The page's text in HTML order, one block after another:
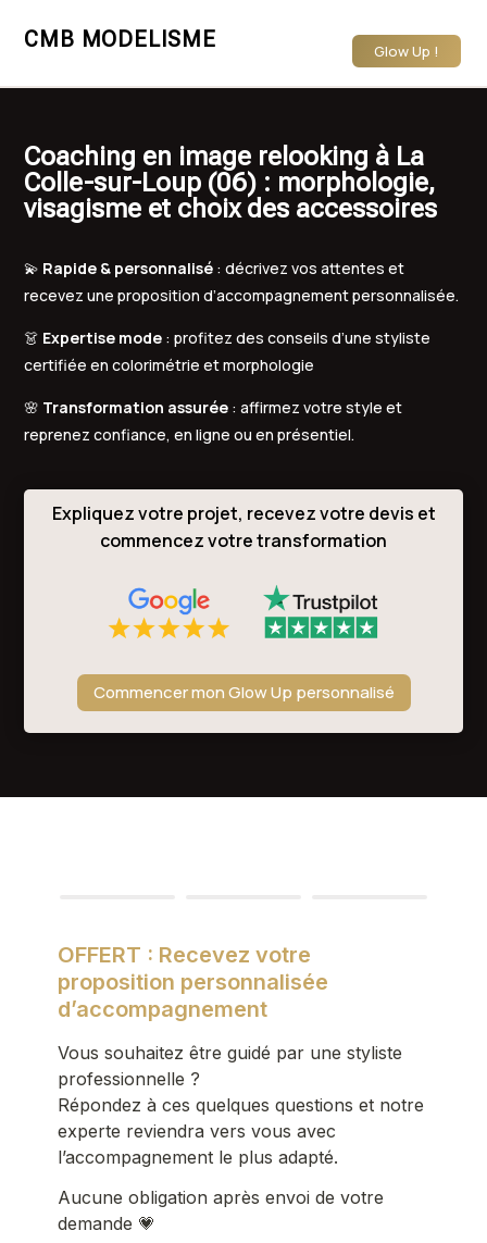
CMB MODELISME Glow Up !
Coaching en image relooking à La
Colle-sur-Loup (06) : morphologie,
visagisme et choix des accessoires
💫 Rapide & personnalisé : décrivez vos attentes et
recevez une proposition d’accompagnement personnalisée.
👗 Expertise mode : profitez des conseils d’une styliste
certifiée en colorimétrie et morphologie
🌸 Transformation assurée : affirmez votre style et
reprenez confiance, en ligne ou en présentiel.
Expliquez votre projet, recevez votre devis et
commencez votre transformation
Commencer mon Glow Up personnalisé